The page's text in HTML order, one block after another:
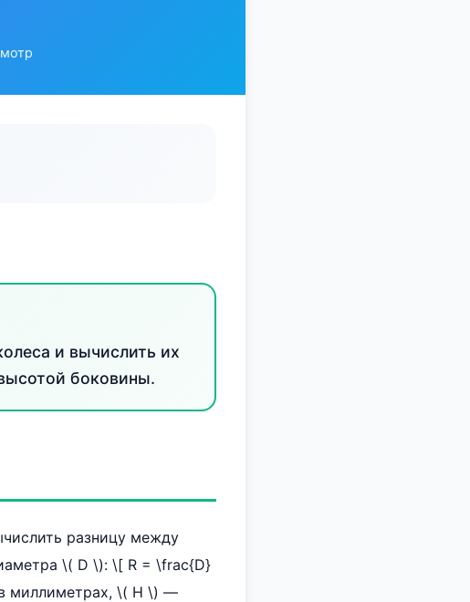
и вычислить их
боковины.
разницу между
\( D \): \[ R = \frac{D}
миллиметрах, \( H \) —